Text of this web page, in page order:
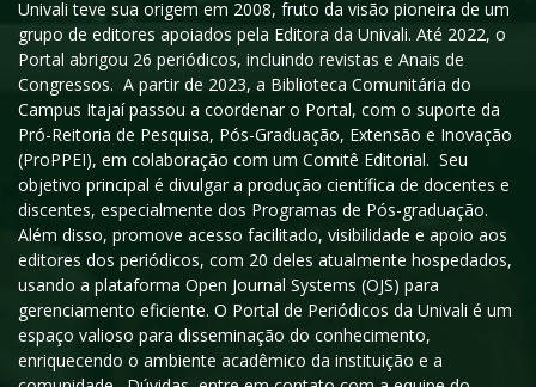
Univali teve sua origem em 2008, fruto da visão pioneira de um
grupo de editores apoiados pela Editora da Univali. Até 2022, o
Portal abrigou 26 periódicos, incluindo revistas e Anais de
Congressos. A partir de 2023, a Biblioteca Comunitária do
Campus Itajaí passou a coordenar o Portal, com o suporte da
Pró-Reitoria de Pesquisa, Pós-Graduação, Extensão e Inovação
(ProPPEI), em colaboração com um Comitê Editorial. Seu
objetivo principal é divulgar a produção científica de docentes e
discentes, especialmente dos Programas de Pós-graduação.
Além disso, promove acesso facilitado, visibilidade e apoio aos
editores dos periódicos, com 20 deles atualmente hospedados,
usando a plataforma Open Journal Systems (OJS) para
gerenciamento eficiente. O Portal de Periódicos da Univali é um
espaço valioso para disseminação do conhecimento,
enriquecendo o ambiente acadêmico da instituição e a